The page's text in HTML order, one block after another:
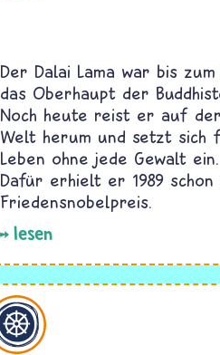
Der Dalai Lama war bis zum
das Oberhaupt der
Noch heute reist er auf
Welt herum und setzt sich
Leben ohne jede Gewalt ein.
Dafür erhielt er 1989 schon
Friedensnobelpreis.
lesen